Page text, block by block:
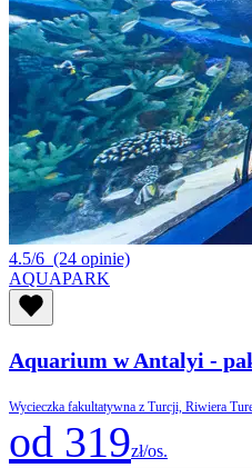
4.5/6 (24 opinie)
AQUAPARK
Aquarium w Antalyi -
Wycieczka fakultatywna z Turcji, Riwiera
od 319zł/os.